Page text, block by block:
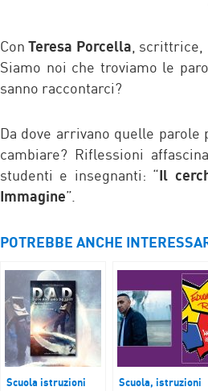
Con Teresa Porcella ,
Siamo noi che troviamo le
sanno raccontarci?
Da dove arrivano quelle
cambiare? Riflessioni
studenti e insegnanti: “Il
Immagine”.
POTREBBE ANCHE
Scuola istruzioni
Scuola, istruzioni